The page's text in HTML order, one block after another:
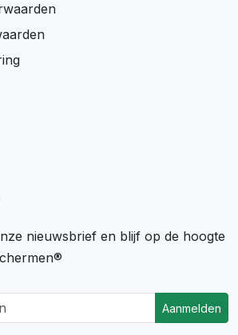
nieuwsbrief en blijf op de hoogte
Aanmelden